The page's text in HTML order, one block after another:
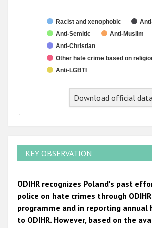
Racist and xenophobic
Anti-Semitic
Anti-Muslim
Anti-Christian
Other hate crime based on
Anti-LGBTI
End of interactive chart.
Download official data
KEY OBSERVATION
ODIHR recognizes Poland's past
police on hate crimes through
programme and in reporting annual
to ODIHR. However, based on the